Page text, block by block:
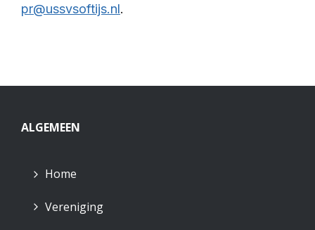
pr@ussvsoftijs.nl.
ALGEMEEN
Home
Vereniging